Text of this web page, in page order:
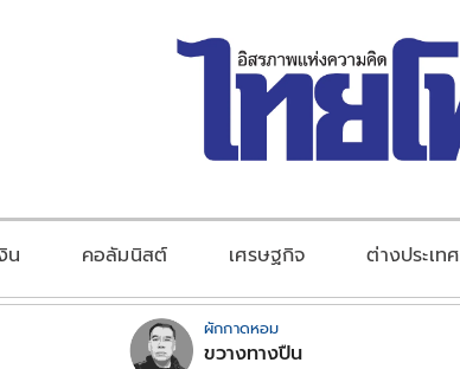
น คอลัมนิสต์ เศรษฐกิจ ต่างประเทศ
ผักกาดหอม
ขวางทางปืน